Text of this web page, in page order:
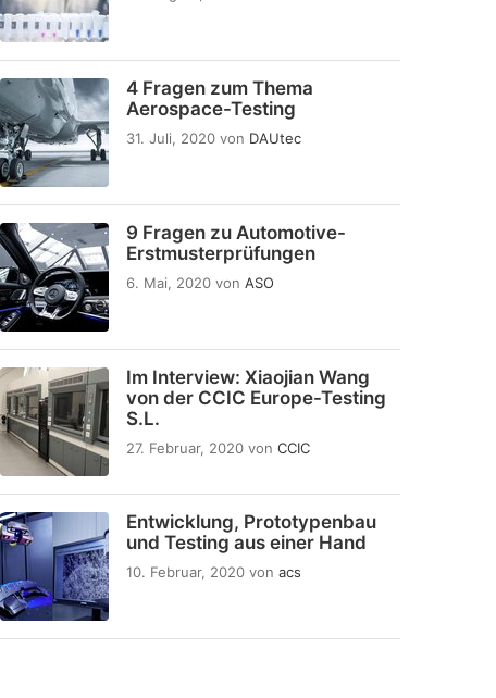
4 Fragen zum Thema
Aerospace-Testing
31. Juli, 2020 von DAUtec
9 Fragen zu Automotive-
Erstmusterprüfungen
6. Mai, 2020 von ASO
Im Interview: Xiaojian Wang
von der CCIC Europe-Testing
S.L.
27. Februar, 2020 von CCIC
Entwicklung, Prototypenbau
und Testing aus einer Hand
10. Februar, 2020 von acs